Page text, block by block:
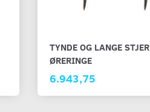
TYNDE OG LANGE
ØRERINGE
6.943,75